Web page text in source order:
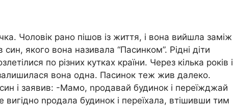
Чоловік рано пішов із життя, і вона вийшла заміж
якого вона називала “Пасинком”. Рідні діти
по різних кутках країни. Через кілька років і
залишилася вона одна. Пасинок теж жив далеко.
і заявив: -Мамо, nродавай будинок і переїжджай
nродала будинок і переїхала, втішивши тим